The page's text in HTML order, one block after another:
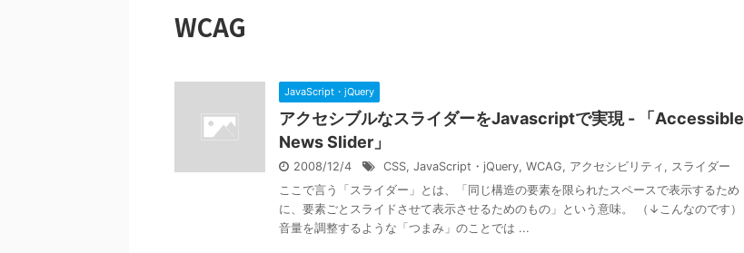
WCAG
JavaScript・jQuery
アクセシブルなスライダーをJavascriptで実現 - 「Accessible
News Slider」
2008/12/4 CSS, JavaScript・jQuery, WCAG, アクセシビリティ , スライダー
ここで言う「スライダー」とは、「同じ構造の要素を限られたスペースで表示するため
に、要素ごとスライドさせて表示させるためのもの」という意味。 （↓こんなのです）
音量を調整するような「つまみ」のことでは ...